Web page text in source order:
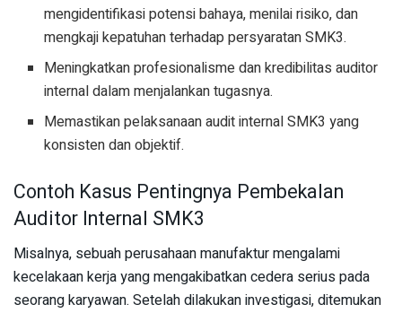
mengidentifikasi potensi bahaya, menilai risiko, dan
mengkaji kepatuhan terhadap persyaratan SMK3.
Meningkatkan profesionalisme dan kredibilitas auditor
internal dalam menjalankan tugasnya.
Memastikan pelaksanaan audit internal SMK3 yang
konsisten dan objektif.
Contoh Kasus Pentingnya Pembekalan
Auditor Internal SMK3
Misalnya, sebuah perusahaan manufaktur mengalami
kecelakaan kerja yang mengakibatkan cedera serius pada
seorang karyawan. Setelah dilakukan investigasi, ditemukan